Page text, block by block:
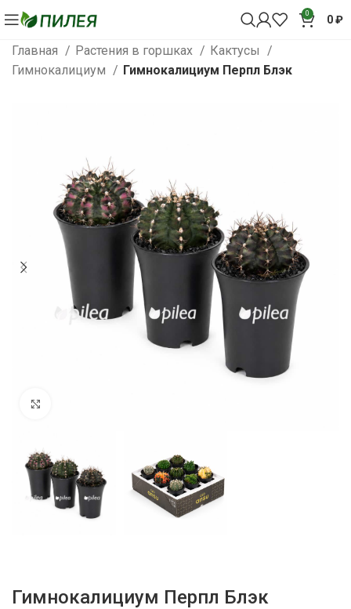
0 0₽
Главная Растения в горшках
Кактусы
Гимнокалициум
Гимнокалициум Перпл Блэк
Гимнокалициум Перпл Блэк